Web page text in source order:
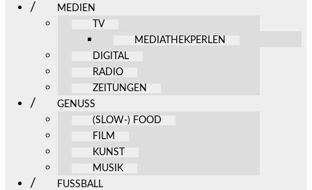
MEDIEN
TV
MEDIATHEKPERLEN
DIGITAL
RADIO
ZEITUNGEN
GENUSS
(SLOW-) FOOD
FILM
KUNST
MUSIK
FUSSBALL